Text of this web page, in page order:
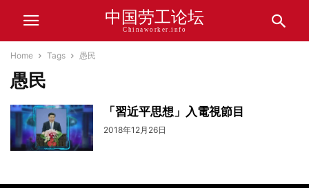
中国劳工论坛
Chinaworker.info
Home Tags 愚民
愚民
「習近平思想」入電視節目
2018年12月26日